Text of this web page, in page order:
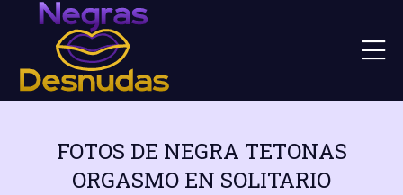
FOTOS DE NEGRA TETONAS
ORGASMO EN SOLITARIO